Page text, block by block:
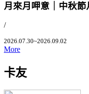
月來月呷意｜中秋
/
2026.07.30~2026.09.02
More
卡友